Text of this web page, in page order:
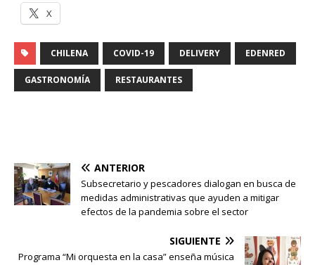
X
CHILENA COVID-19 DELIVERY EDENRED
GASTRONOMÍA RESTAURANTES
ANTERIOR
Subsecretario y pescadores dialogan en busca de
medidas administrativas que ayuden a mitigar
efectos de la pandemia sobre el sector
SIGUIENTE
Programa “Mi orquesta en la casa” enseña música